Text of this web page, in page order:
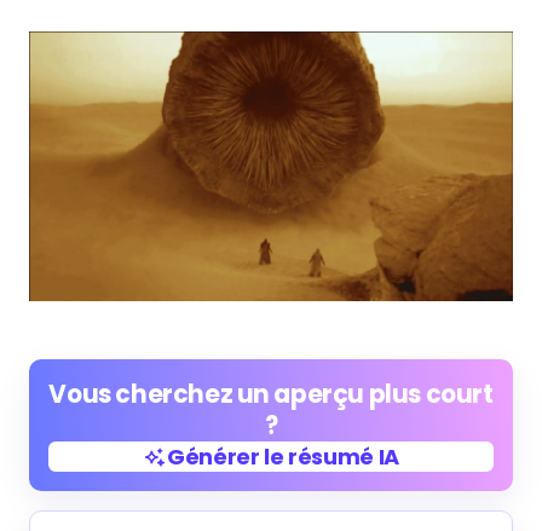
Vous cherchez un aperçu plus court
?
Générer le résumé IA